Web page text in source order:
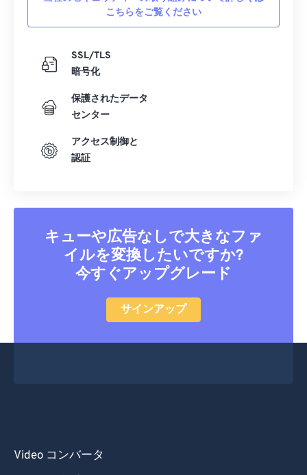
こちらをご覧ください
SSL/TLS
暗号化
保護されたデータ
センター
アクセス制御と
認証
キューや広告なしで大きなファ
イルを変換したいですか?
今すぐアップグレード
サインアップ
Video コンバータ